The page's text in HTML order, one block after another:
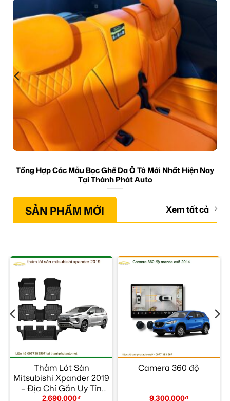
Tổng Hợp Các Mẫu Bọc Ghế Da Ô Tô Mới Nhất Hiện Nay
Tại Thành Phát Auto
SẢN PHẨM MỚI Xem tất cả
Thảm Lót Sàn
Mitsubishi Xpander 2019
– Địa Chỉ Gắn Uy Tín
TPHCM
2.690.000₫
Camera 360 độ
9.300.000₫